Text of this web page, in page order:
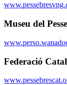
Museu del
Federació